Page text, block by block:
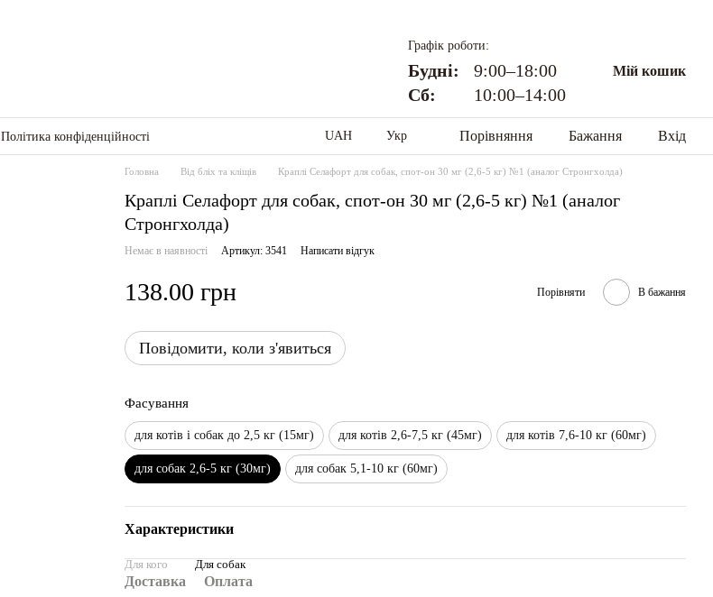
Графік роботи:
Будні:
9:00–18:00
Сб:
10:00–14:00
Мій кошик
Політика конфіденційності
UAH Укр Порівняння Бажання Вхід
Головна Від бліх та кліщів Краплі Селафорт для собак, спот-он 30 мг (2,6-5 кг) №1 (аналог Стронгхолда)
Краплі Селафорт для собак, спот-он 30 мг (2,6-5 кг) №1 (аналог
Стронгхолда)
Немає в наявності Артикул: 3541 Написати відгук
138.00 грн Порівняти В бажання
Повідомити, коли з'явиться
Фасування
для котів і собак до 2,5 кг (15мг) для котів 2,6-7,5 кг (45мг) для котів 7,6-10 кг (60мг)
для собак 2,6-5 кг (30мг) для собак 5,1-10 кг (60мг)
Характеристики
Для кого Для собак
Доставка Оплата